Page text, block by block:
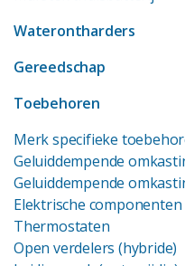
Waterontharders
Gereedschap
Toebehoren
Merk specifieke
Geluiddempende
Geluiddempende
Elektrische componenten
Thermostaten
Open verdelers (hybride)